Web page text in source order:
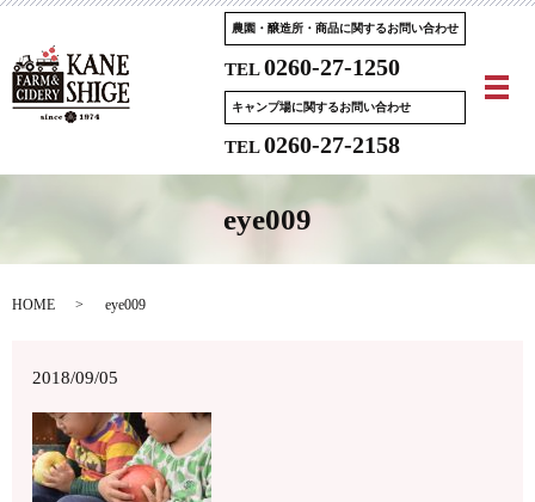
農園・醸造所・商品に関するお問い合わせ
TEL0260-27-1250
キャンプ場に関するお問い合わせ
TEL0260-27-2158
メ
eye009
HOME eye009
2018/09/05